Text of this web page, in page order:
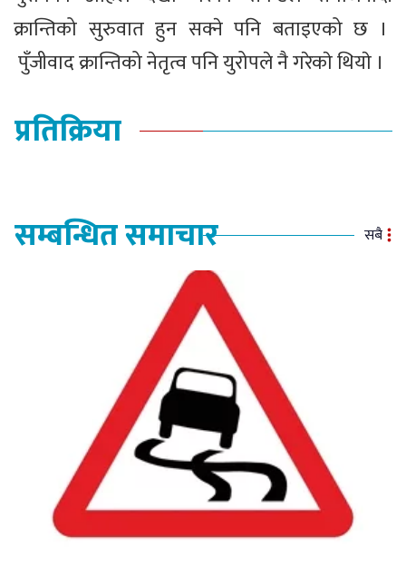
क्रान्तिको सुरुवात हुन सक्ने पनि बताइएको छ ।
पुँजीवाद क्रान्तिको नेतृत्व पनि युरोपले नै गरेकाे थियाे ।
प्रतिक्रिया
सम्बन्धित समाचार सबै